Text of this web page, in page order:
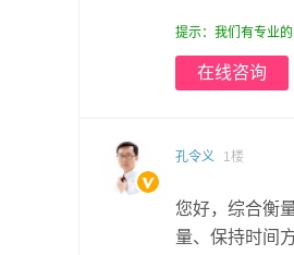
提示：我们有专业
在线咨询
孔令义 1楼
您好，综合衡
量、保持时间